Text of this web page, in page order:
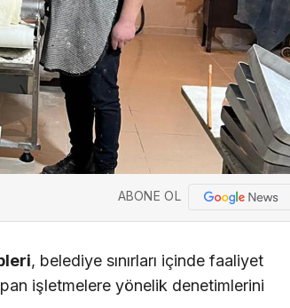
ABONE OL
, belediye sınırları içinde faaliyet
işletmelere yönelik denetimlerini